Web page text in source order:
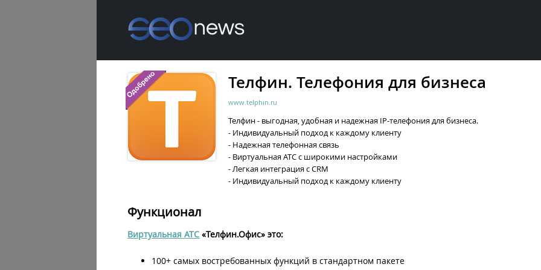
Телфин. Телефония для бизнеса
www.telphin.ru
Телфин - выгодная, удобная и надежная IP-телефония для бизнеса.
- Индивидуальный подход к каждому клиенту
- Надежная телефонная связь
- Виртуальная АТС с широкими настройками
- Легкая интеграция с CRM
- Индивидуальный подход к каждому клиенту
Функционал
Виртуальная АТС «Телфин.Офис» это:
100+ самых востребованных функций в стандартном пакете